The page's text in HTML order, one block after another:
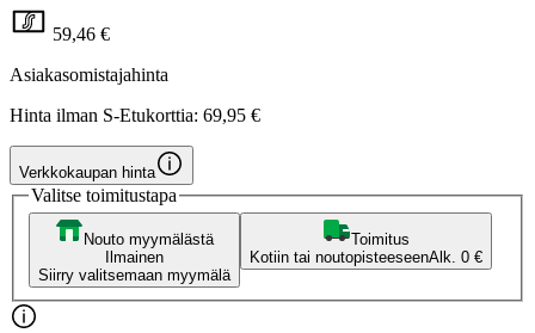
59,46 €
Asiakasomistajahinta
Hinta ilman S-Etukorttia: 69,95 €
Verkkokaupan hinta
Valitse toimitustapa
Nouto myymälästä
Ilmainen
Siirry valitsemaan myymälä
Toimitus
Kotiin tai noutopisteeseenAlk. 0 €